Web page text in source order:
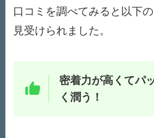
口コミを調べてみると以下
見受けられました。
密着力が高くてパ
く潤う！